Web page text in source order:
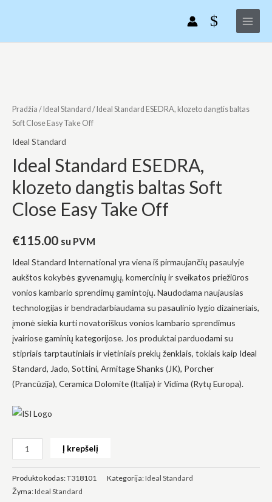
Main
Menu
Pradžia / Ideal Standard / Ideal Standard ESEDRA, klozeto dangtis baltas
Soft Close Easy Take Off
Ideal Standard
Ideal Standard ESEDRA,
klozeto dangtis baltas Soft
Close Easy Take Off
€115.00 su PVM
Ideal Standard International yra viena iš pirmaujančių pasaulyje
aukštos kokybės gyvenamųjų, komercinių ir sveikatos priežiūros
vonios kambario sprendimų gamintojų. Naudodama naujausias
technologijas ir bendradarbiaudama su pasaulinio lygio dizaineriais,
įmonė siekia kurti novatoriškus vonios kambario sprendimus
įvairiose gaminių kategorijose. Jos produktai parduodami su
stipriais tarptautiniais ir vietiniais prekių ženklais, tokiais kaip Ideal
Standard, Jado, Sottini, Armitage Shanks (JK), Porcher
(Prancūzija), Ceramica Dolomite (Italija) ir Vidima (Rytų Europa).
Standard
ESEDRA,
klozeto
baltas
Soft
Easy
Off
Į krepšelį
Produkto kodas:T318101 Kategorija:Ideal Standard
Žyma:Ideal Standard
Būtinas
Šie
slapukai
yra
privalomi.
reikalingi,
Statistika
Siekdami
Close
Easy
Take